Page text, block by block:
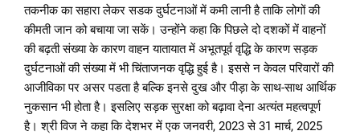
तकनीक का सहारा लेकर सडक दुर्घटनाओं में कमी लानी है ताकि लोगों की
कीमती जान को बचाया जा सकें। उन्होंने कहा कि पिछले दो दशकों में वाहनों
की बढ़ती संख्या के कारण वाहन यातायात में अभूतपूर्व वृद्धि के कारण सड़क
दुर्घटनाओं की संख्या में भी चिंताजनक वृद्धि हुई है। इससे न केवल परिवारों की
आजीविका पर असर पडता है बल्कि इनसे दुख और पीड़ा के साथ-साथ आर्थिक
नुकसान भी होता है। इसलिए सड़क सुरक्षा को बढ़ावा देना अत्यंत महत्वपूर्ण
है। श्री विज ने कहा कि देशभर में एक जनवरी, 2023 से 31 मार्च, 2025